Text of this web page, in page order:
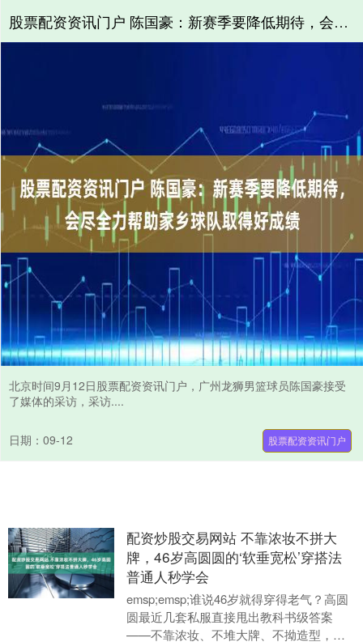
股票配资资讯门户 陈国豪：新赛季要降低期待，会尽全力帮助家乡球队取得好成绩
北京时间9月12日股票配资资讯门户，广州龙狮男篮球员陈国豪接受
了媒体的采访，采访....
日期：09-12 股票配资资讯门户
配资炒股交易网站 不靠浓妆不拼大
牌，46岁高圆圆的‘软垂宽松’穿搭法
普通人秒学会
emsp;emsp;谁说46岁就得穿得老气？高圆
圆最近几套私服直接甩出教科书级答案
——不靠浓妆、不堆大牌、不拗造型，就